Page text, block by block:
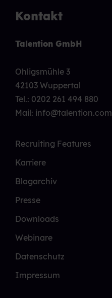
Kontakt
Talention GmbH
Ohligsmühle 3
42103 Wuppertal
Tel.: 0202 261 494 880
Mail: info@talention.com
Recruiting Features
Karriere
Blogarchiv
Presse
Downloads
Webinare
Datenschutz
Impressum